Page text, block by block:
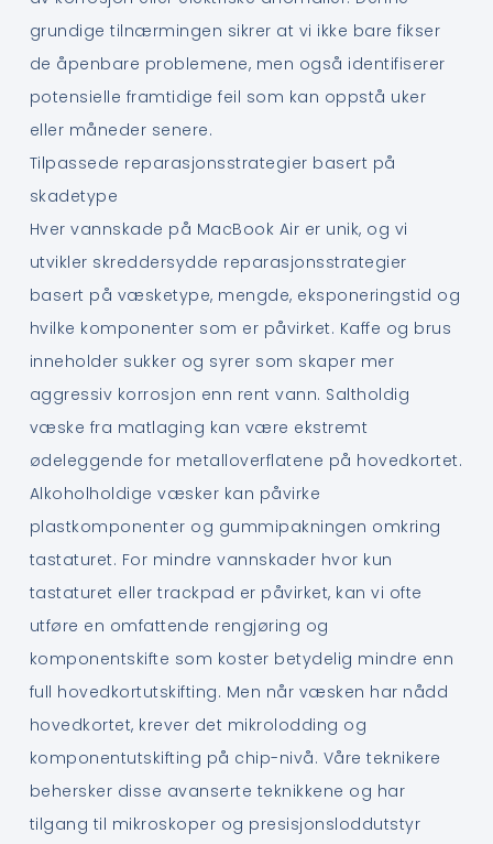
grundige tilnærmingen sikrer at vi ikke bare fikser
de åpenbare problemene, men også identifiserer
potensielle framtidige feil som kan oppstå uker
eller måneder senere.
Tilpassede reparasjonsstrategier basert på
skadetype
Hver vannskade på MacBook Air er unik, og vi
utvikler skreddersydde reparasjonsstrategier
basert på væsketype, mengde, eksponeringstid og
hvilke komponenter som er påvirket. Kaffe og brus
inneholder sukker og syrer som skaper mer
aggressiv korrosjon enn rent vann. Saltholdig
væske fra matlaging kan være ekstremt
ødeleggende for metalloverflatene på hovedkortet.
Alkoholholdige væsker kan påvirke
plastkomponenter og gummipakningen omkring
tastaturet. For mindre vannskader hvor kun
tastaturet eller trackpad er påvirket, kan vi ofte
utføre en omfattende rengjøring og
komponentskifte som koster betydelig mindre enn
full hovedkortutskifting. Men når væsken har nådd
hovedkortet, krever det mikrolodding og
komponentutskifting på chip-nivå. Våre teknikere
behersker disse avanserte teknikkene og har
tilgang til mikroskoper og presisjonsloddutstyr